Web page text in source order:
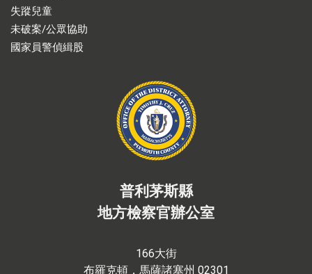
失蹤兒童
未破案/公眾協助
國家員警偵緝股
普利茅斯縣
地方檢察官辦公室
166大街
布羅克頓，馬薩諸塞州 02301